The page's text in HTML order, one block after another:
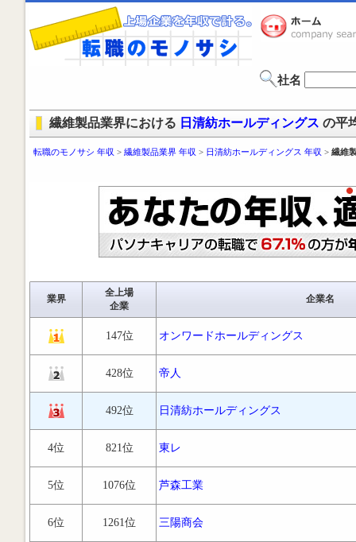
社名
繊維製品業界における 日清紡ホールディングス の平
転職のモノサシ 年収 > 繊維製品業界 年収 > 日清紡ホールディングス 年収 > 繊維
業界
全上場
企業
企業名
147位 オンワードホールディングス
428位 帝人
492位 日清紡ホールディングス
4位 821位 東レ
5位 1076位 芦森工業
6位 1261位 三陽商会